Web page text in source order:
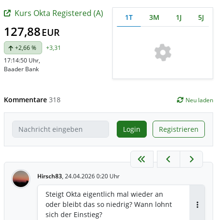
Kurs Okta Registered (A)
127,88EUR
+2,66 %
+3,31
17:14:50 Uhr,
Baader Bank
1T 3M 1J 5J
Kommentare 318 Neu laden
Login Registrieren
Hirsch83, 24.04.2026 0:20 Uhr
Steigt Okta eigentlich mal wieder an
oder bleibt das so niedrig? Wann lohnt
sich der Einstieg?